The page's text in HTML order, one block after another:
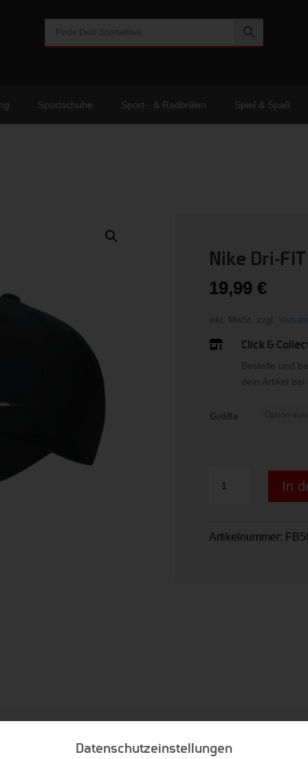
Sportschuhe Sport-, & Radbrillen Spiel & Spaß
Nike Dri-
19,99 €
inkl. MwSt. zzgl.
 Click &
Bestelle und
dein Artikel
Größe
Dri-
Kids"
In
Artikelnummer:
Datenschutzeinstellungen